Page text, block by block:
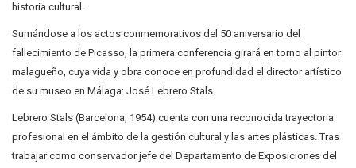
historia cultural.
Sumándose a los actos conmemorativos del 50 aniversario del
fallecimiento de Picasso, la primera conferencia girará en torno al pintor
malagueño, cuya vida y obra conoce en profundidad el director artístico
de su museo en Málaga: José Lebrero Stals.
Lebrero Stals (Barcelona, 1954) cuenta con una reconocida trayectoria
profesional en el ámbito de la gestión cultural y las artes plásticas. Tras
trabajar como conservador jefe del Departamento de Exposiciones del